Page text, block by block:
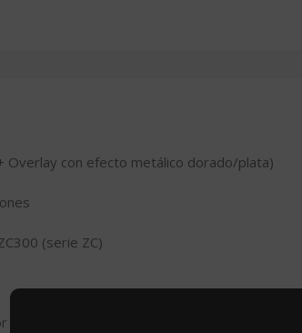
Overlay con efecto metálico dorado/plata)
(serie ZC)
+ negro para texto/códigos